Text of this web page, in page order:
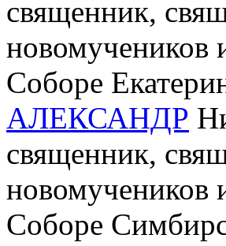
священник,
новомучеников
Соборе
АЛЕКСАНДР
священник,
новомучеников
Соборе